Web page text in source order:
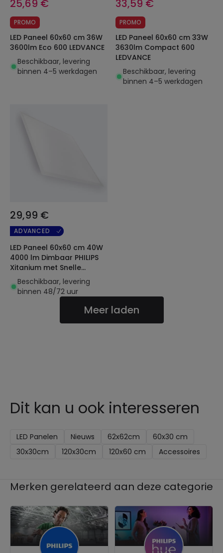
25,69 €
PROMO
LED Paneel 60x60 cm 36W
3600lm Eco 600 LEDVANCE
Beschikbaar, levering
binnen 4–5 werkdagen
33,59 €
PROMO
LED Paneel 60x60 cm 33W
3630lm Compact 600
LEDVANCE
Beschikbaar, levering
binnen 4–5 werkdagen
29,99 €
ADVANCED
LED Paneel 60x60 cm 40W
4000 lm Dimbaar PHILIPS
Xitanium met Snelle
Aansluitdoos en
VeiligheidsKabe
Beschikbaar, levering
binnen 48/72 uur
Meer laden
Dit kan u ook interesseren
LED Panelen Nieuws 62x62cm
60x30 cm
30x30cm
120x30cm 120x60 cm Accessoires
Merken gerelateerd aan deze categorie